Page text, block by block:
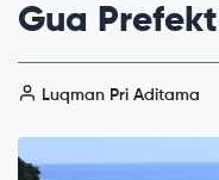
Gua
Luqman Pri Aditama